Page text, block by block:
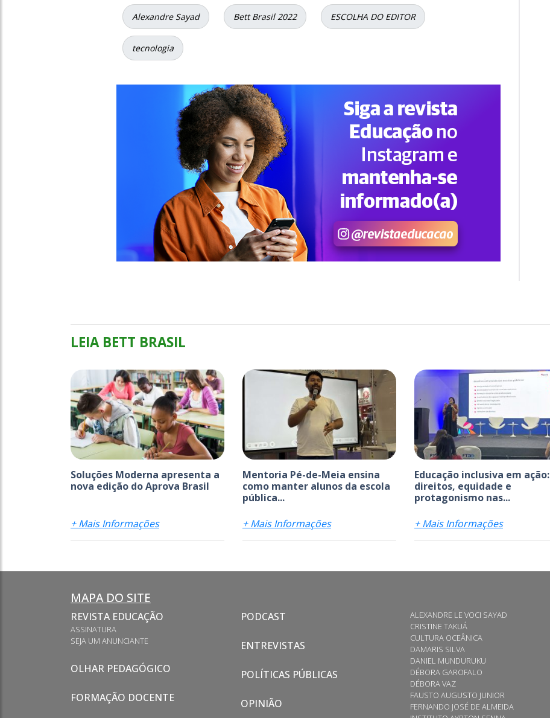
Alexandre Sayad Bett Brasil 2022 ESCOLHA DO EDITOR
tecnologia
LEIA BETT BRASIL
Soluções Moderna apresenta a
nova edição do Aprova Brasil
+ Mais Informações
Mentoria Pé-de-Meia ensina
como manter alunos da escola
pública...
+ Mais Informações
Educação inclusiva em ação:
direitos, equidade e
protagonismo nas...
+ Mais Informações
MAPA DO SITE
REVISTA EDUCAÇÃO
ASSINATURA
SEJA UM ANUNCIANTE
OLHAR PEDAGÓGICO
FORMAÇÃO DOCENTE
PODCAST
ENTREVISTAS
POLÍTICAS PÚBLICAS
OPINIÃO
ALEXANDRE LE VOCI SAYAD
CRISTINE TAKUÁ
CULTURA OCEÂNICA
DAMARIS SILVA
DANIEL MUNDURUKU
DÉBORA GAROFALO
DÉBORA VAZ
FAUSTO AUGUSTO JUNIOR
FERNANDO JOSÉ DE ALMEIDA